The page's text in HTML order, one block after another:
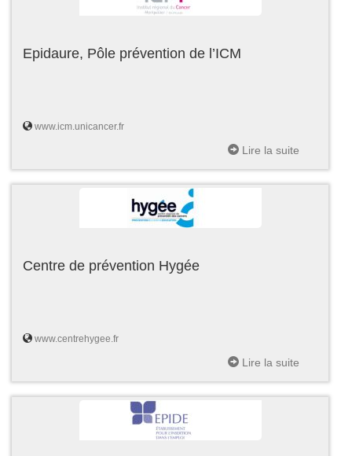
Epidaure, Pôle prévention de l’ICM
www.icm.unicancer.fr
Lire la suite
Centre de prévention Hygée
www.centrehygee.fr
Lire la suite